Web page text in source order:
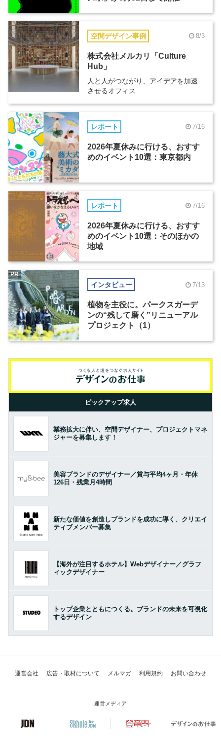
空間デザイン事例 8/3
株式会社メルカリ「Culture
Hub」
人と人がつながり、アイデアを加速
させるオフィス
レポート 7/16
2026年夏休みに行ける、おすす
めのイベント10選：東京都内
レポート 7/16
2026年夏休みに行ける、おすす
めのイベント10選：そのほかの
地域
インタビュー 7/13
植物を主役に。パークスガーデ
ンの“残して磨く”リニューアル
プロジェクト（1）
PR
ピックアップ求人
業務拡大に伴い、空間デザイナー、プロジェクトマネ
ジャーを募集します！
美容ブランドのデザイナー／賞与平均4ヶ月・年休
126日・残業月4時間
新たな価値を創造しブランドを成功に導く、クリエイ
ティブメンバー募集
【海外が注目するホテル】Webデザイナー／グラフ
ィックデザイナー
トップ企業とともにつくる。ブランドの未来を可視化
するデザイン
運営会社 広告・取材について メルマガ 利用規約 お問い合わせ
運営メディア